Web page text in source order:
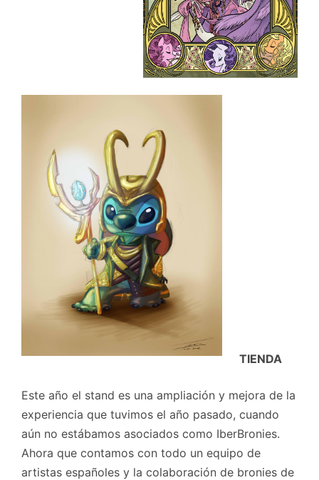
TIENDA
Este año el stand es una ampliación y mejora de la
experiencia que tuvimos el año pasado, cuando
aún no estábamos asociados como IberBronies.
Ahora que contamos con todo un equipo de
artistas españoles y la colaboración de bronies de